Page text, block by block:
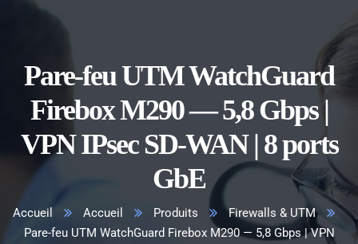
Pare-feu UTM WatchGuard
Firebox M290 — 5,8 Gbps |
VPN IPsec SD-WAN | 8 ports
GbE
Accueil Accueil Produits
Firewalls & UTM
Pare-feu UTM WatchGuard Firebox M290 — 5,8 Gbps | VPN